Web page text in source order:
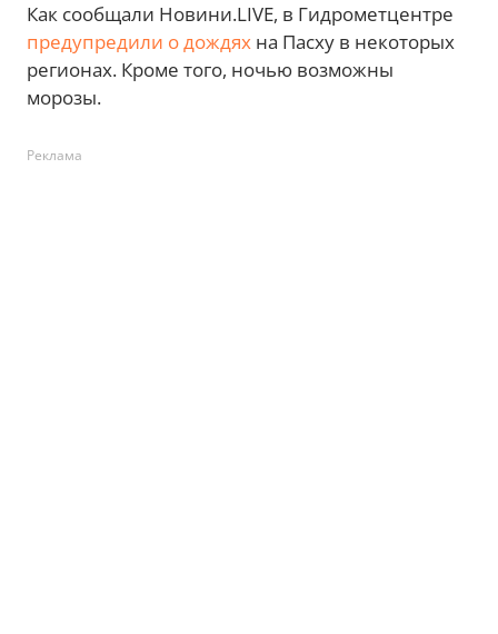
Как сообщали Новини.LIVE, в Гидрометцентре
предупредили о дождях на Пасху в некоторых
регионах. Кроме того, ночью возможны
морозы.
Реклама